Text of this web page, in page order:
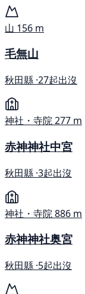
山 156 m
毛無山
秋田縣 ·27起出沒
神社・寺院277 m
赤神神社中宮
秋田縣 ·3起出沒
神社・寺院886 m
赤神神社奥宮
秋田縣 ·5起出沒